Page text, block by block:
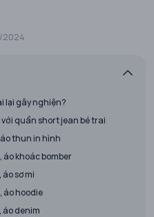
2024
lại gây nghiện?
quần short jean bé trai
thun in hình
áo khoác bomber
sơ mi
áo hoodie
áo denim